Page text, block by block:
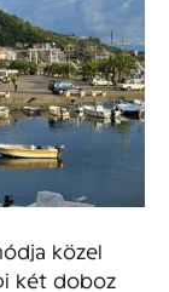
közel
két doboz